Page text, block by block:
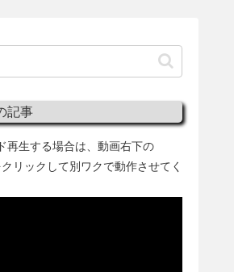
記事
再生する場合は、動画右下の
リックして別ワクで動作させてく